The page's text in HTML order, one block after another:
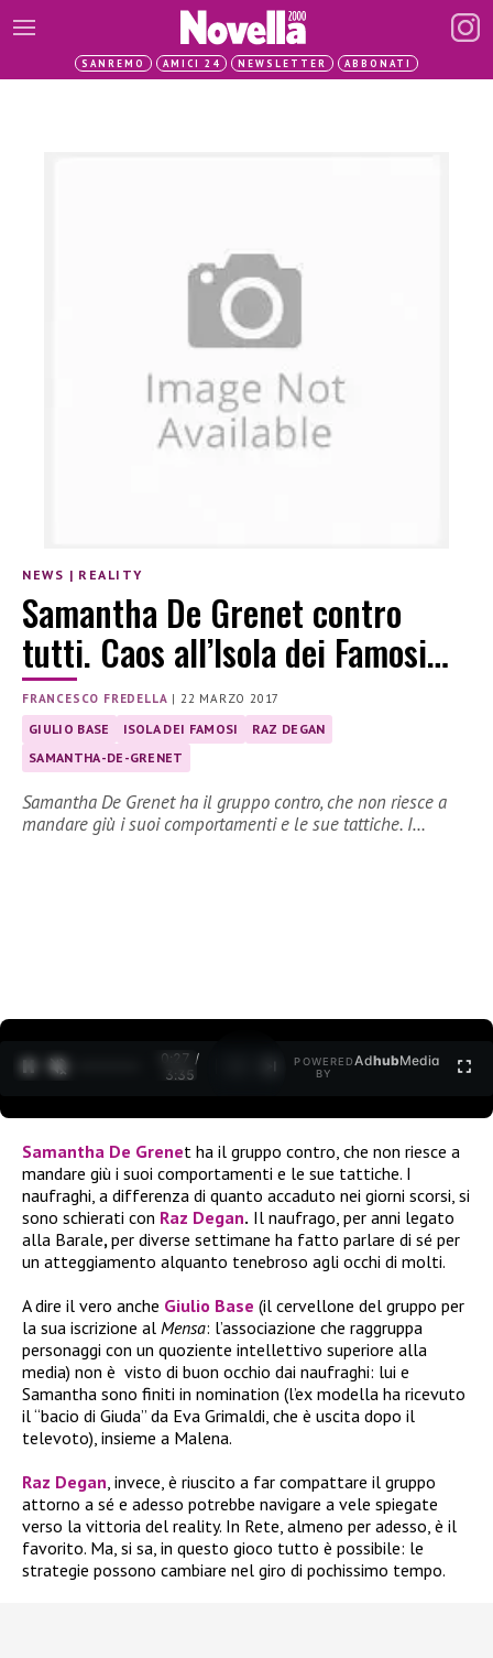
SANREMO AMICI 24 NEWSLETTER ABBONATI
NEWS | REALITY
Samantha De Grenet contro
tutti. Caos all’Isola dei Famosi…
FRANCESCO FREDELLA | 22 MARZO 2017
GIULIO BASE ISOLA DEI FAMOSI
RAZ DEGAN
SAMANTHA-DE-GRENET
Samantha De Grenet ha il gruppo contro, che non riesce a
mandare giù i suoi comportamenti e le sue tattiche. I…
0:27 /
3:35
POWERED
BY
AdhubMedia
Samantha De Grenet ha il gruppo contro, che non riesce a
mandare giù i suoi comportamenti e le sue tattiche. I
naufraghi, a differenza di quanto accaduto nei giorni scorsi, si
sono schierati con Raz Degan. Il naufrago, per anni legato
alla Barale, per diverse settimane ha fatto parlare di sé per
un atteggiamento alquanto tenebroso agli occhi di molti.
A dire il vero anche Giulio Base (il cervellone del gruppo per
la sua iscrizione al Mensa: l’associazione che raggruppa
personaggi con un quoziente intellettivo superiore alla
media) non è visto di buon occhio dai naufraghi: lui e
Samantha sono finiti in nomination (l’ex modella ha ricevuto
il “bacio di Giuda” da Eva Grimaldi, che è uscita dopo il
televoto), insieme a Malena.
Raz Degan , invece, è riuscito a far compattare il gruppo
attorno a sé e adesso potrebbe navigare a vele spiegate
verso la vittoria del reality. In Rete, almeno per adesso, è il
favorito. Ma, si sa, in questo gioco tutto è possibile: le
strategie possono cambiare nel giro di pochissimo tempo.